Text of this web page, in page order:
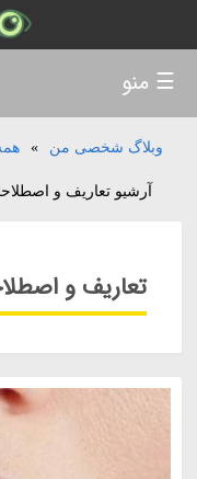
وبلاگ شخصی من »
آرشیو تعاریف و
تعاریف و
☰ منو